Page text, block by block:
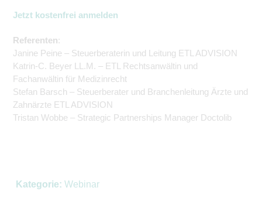
Jetzt kostenfrei anmelden
Referenten:
Janine Peine – Steuerberaterin und Leitung ETL ADVISION
Katrin-C. Beyer LL.M. – ETL Rechtsanwältin und
Fachanwältin für Medizinrecht
Stefan Barsch – Steuerberater und Branchenleitung Ärzte und
Zahnärzte ETL ADVISION
Tristan Wobbe – Strategic Partnerships Manager Doctolib
Kategorie: Webinar